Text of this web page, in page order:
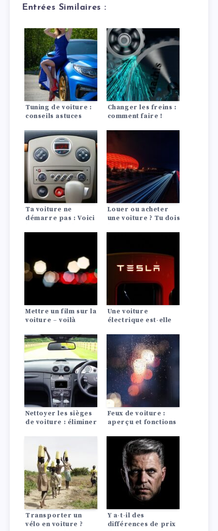
Entrées Similaires :
Tuning de voiture :
conseils astuces
Changer les freins :
comment faire !
Ta voiture ne
démarre pas : Voici
Louer ou acheter
une voiture ? Tu dois
Mettre un film sur la
voiture – voilà
Une voiture
électrique est-elle
comparaison avec
les moteurs à
combustion
Nettoyer les sièges
de voiture : éliminer
Feux de voiture :
aperçu et fonctions
Transporter un
vélo en voiture ?
Y a-t-il des
différences de prix